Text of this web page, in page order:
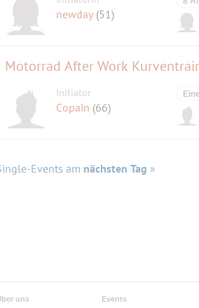
newday (51)
Motorrad After Work
Initiator
Copain (66)
Events am nächsten Tag »
uns
Events